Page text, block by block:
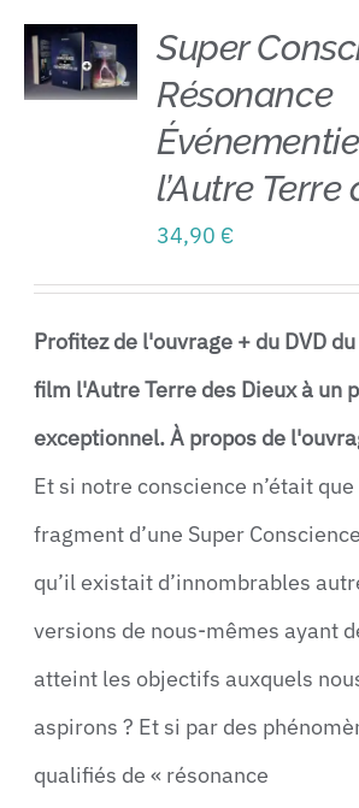
AJOUTER
Super
Résonance
l’Autre Terre
34,90 €
Profitez de l'ouvrage + du DVD du
film l'Autre Terre des Dieux à un
exceptionnel.À propos de
Et si notre conscience n’était que
fragment d’une Super
qu’il existait d’innombrables
versions de nous-mêmes ayant
atteint les objectifs auxquels
aspirons ? Et si par des
qualifiés de « résonance